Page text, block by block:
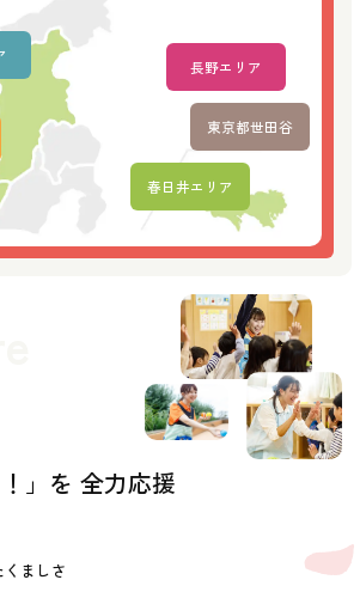
春日井エリア
長野エリア
東京都世田谷
」を 全力応援
ましさ